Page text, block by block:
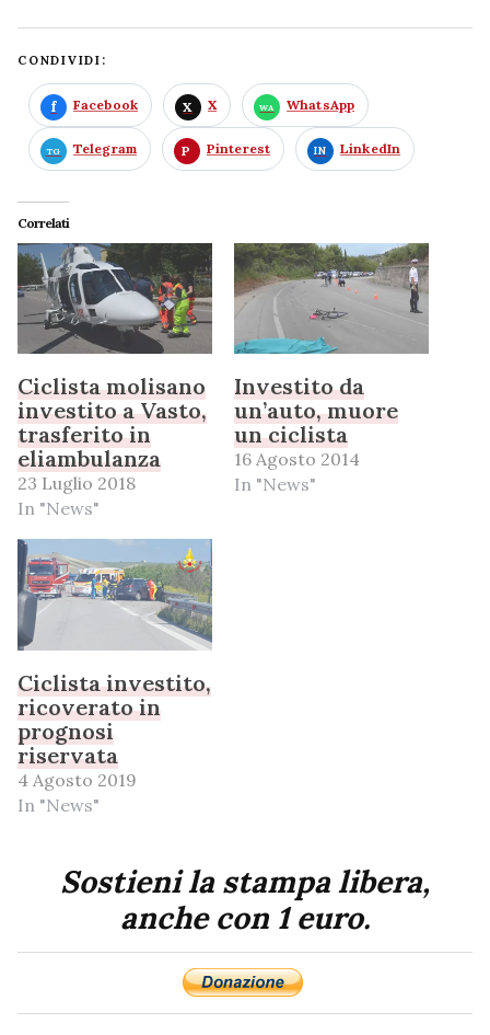
CONDIVIDI:
Facebook X WhatsApp
Telegram Pinterest LinkedIn
Correlati
Ciclista molisano
investito a Vasto,
trasferito in
eliambulanza
23 Luglio 2018
In "News"
Investito da
un’auto, muore
un ciclista
16 Agosto 2014
In "News"
Ciclista investito,
ricoverato in
prognosi
riservata
4 Agosto 2019
In "News"
Sostieni la stampa libera,
anche con 1 euro.